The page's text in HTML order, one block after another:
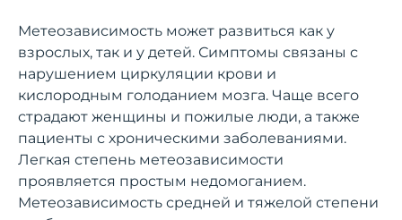
Метеозависимость может развиться как у
взрослых, так и у детей. Симптомы связаны с
нарушением циркуляции крови и
кислородным голоданием мозга. Чаще всего
страдают женщины и пожилые люди, а также
пациенты с хроническими заболеваниями.
Легкая степень метеозависимости
проявляется простым недомоганием.
Метеозависимость средней и тяжелой степени